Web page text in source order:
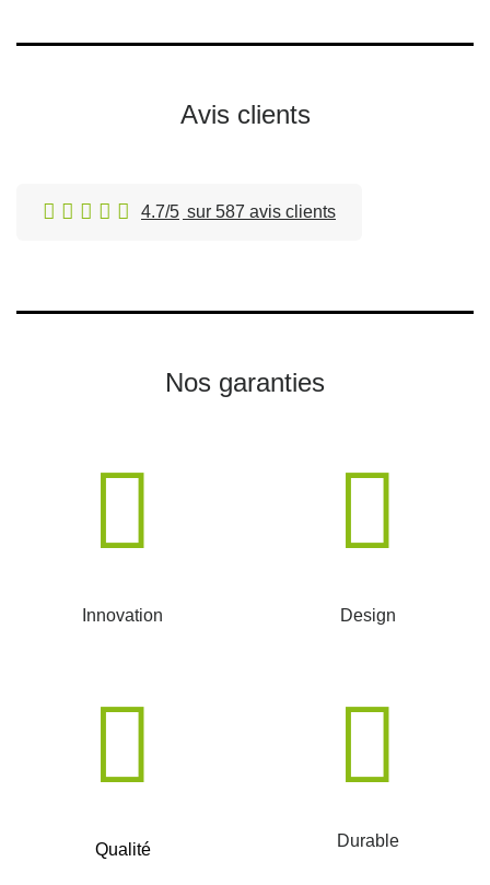
Avis clients
4.7/5 sur 587 avis clients
Nos garanties
Innovation Design
Qualité Durable